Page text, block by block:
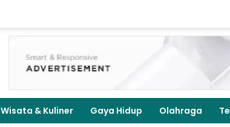
Wisata & Kuliner Gaya Hidup Olahraga